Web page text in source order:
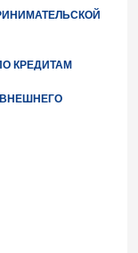
КРЕДИТАМ